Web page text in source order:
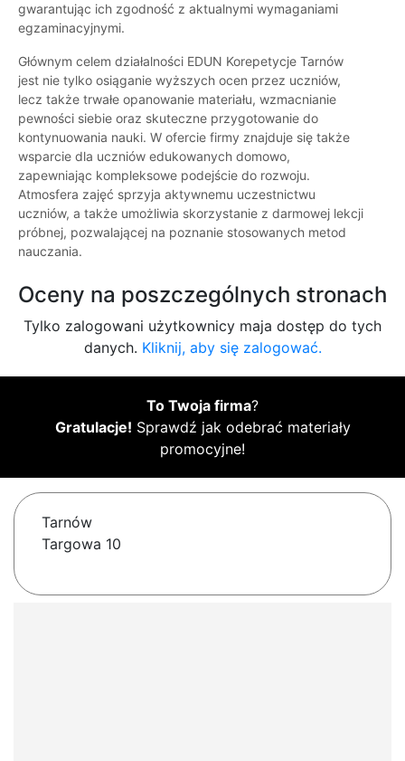
gwarantując ich zgodność z aktualnymi wymaganiami
egzaminacyjnymi.
Głównym celem działalności EDUN Korepetycje Tarnów
jest nie tylko osiąganie wyższych ocen przez uczniów,
lecz także trwałe opanowanie materiału, wzmacnianie
pewności siebie oraz skuteczne przygotowanie do
kontynuowania nauki. W ofercie firmy znajduje się także
wsparcie dla uczniów edukowanych domowo,
zapewniając kompleksowe podejście do rozwoju.
Atmosfera zajęć sprzyja aktywnemu uczestnictwu
uczniów, a także umożliwia skorzystanie z darmowej lekcji
próbnej, pozwalającej na poznanie stosowanych metod
nauczania.
Oceny na poszczególnych stronach
Tylko zalogowani użytkownicy maja dostęp do tych
danych. Kliknij, aby się zalogować.
To Twoja firma?
Gratulacje! Sprawdź jak odebrać materiały
promocyjne!
Tarnów
Targowa 10